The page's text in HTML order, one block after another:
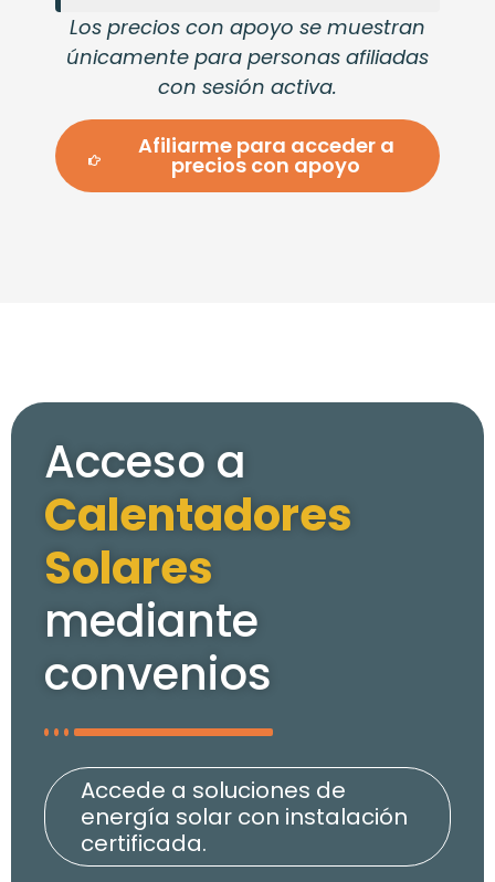
Los precios con apoyo se muestran
únicamente para personas afiliadas
con sesión activa.
Afiliarme para acceder a
precios con apoyo
Acceso a
Calentadores
Solares
mediante
convenios
Accede a soluciones de
energía solar con instalación
certificada.